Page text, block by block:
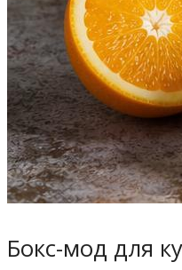
Бокс-мод для